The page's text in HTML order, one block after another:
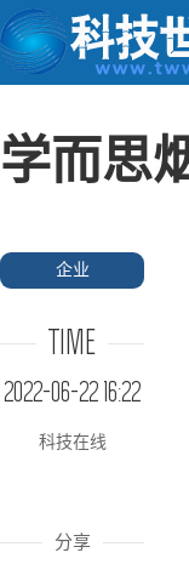
学而思
企业
TIME
2022-06-22 16:22
科技在线
分享